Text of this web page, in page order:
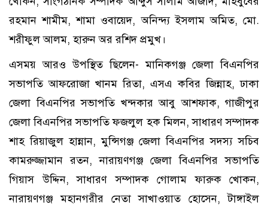
রহমান শামীম, শামা ওবায়েদ, অনিন্দ্য ইসলাম অমিত, মো.
শরীফুল আলম, হারুন অর রশিদ প্রমুখ।
এসময় আরও উপস্থিত ছিলেন- মানিকগঞ্জ জেলা বিএনপির
সভাপতি আফরোজা খানম রিতা, এসএ কবির জিন্নাহ, ঢাকা
জেলা বিএনপির সভাপতি খন্দকার আবু আশফাক, গাজীপুর
জেলা বিএনপির সভাপতি ফজলুল হক মিলন, সাধারণ সম্পাদক
শাহ রিয়াজুল হান্নান, মুন্সিগঞ্জ জেলা বিএনপির সদস্য সচিব
কামরুজ্জামান রতন, নারায়ণগঞ্জ জেলা বিএনপির সভাপতি
গিয়াস উদ্দিন, সাধারণ সম্পাদক গোলাম ফারুক খোকন,
নারায়ণগঞ্জ মহানগরীর নেতা সাখাওয়াত হোসেন, টাঙ্গাইল